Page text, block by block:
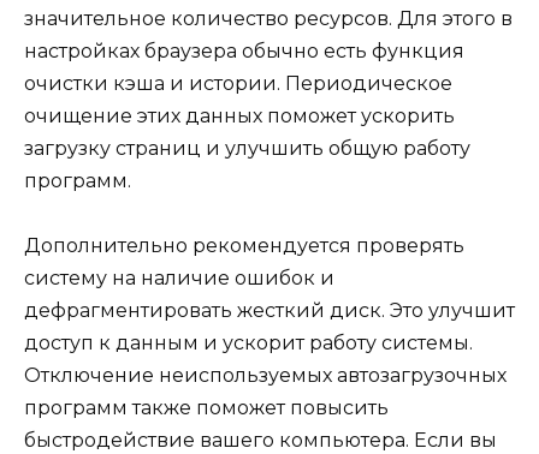
значительное количество ресурсов. Для этого в
настройках браузера обычно есть функция
очистки кэша и истории. Периодическое
очищение этих данных поможет ускорить
загрузку страниц и улучшить общую работу
программ.
Дополнительно рекомендуется проверять
систему на наличие ошибок и
дефрагментировать жесткий диск. Это улучшит
доступ к данным и ускорит работу системы.
Отключение неиспользуемых автозагрузочных
программ также поможет повысить
быстродействие вашего компьютера. Если вы